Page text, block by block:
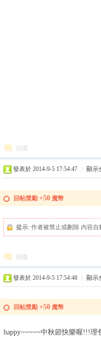
回復
發表於 2014-9-5 17:54:47 顯示
回帖獎勵 +50 魔幣
提示: 作者被禁止或刪除 內容自
回復
發表於 2014-9-5 17:54:48 顯示
回帖獎勵 +50 魔幣
happy~~~~~中秋節快樂喔!!!理